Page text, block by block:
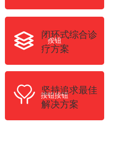
坚持追求最佳
解决方案
闭环式综合诊
疗方案
按钮按钮
按钮